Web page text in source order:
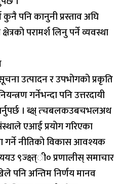
कुनै पनि कानुनी प्रस्ताव अघि
परामर्श लिनु पर्ने व्यवस्था
उत्पादन र उपभोगको प्रकृति
गर्नेभन्दा पनि उत्तरदायी
। ब्क्ष् त्चबलकउबचभलअथ
एआई प्रयोग गरिएका
गर्ने नीतिको विकास आवश्यक
९ज्क्ष्त्ी० प्रणालीस् समाचार
पनि अन्तिम निर्णय मानव